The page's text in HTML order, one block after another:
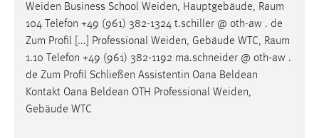
Weiden Business School Weiden, Hauptgebäude, Raum
104 Telefon +49 (961) 382-1324 t.schiller @ oth-aw . de
Zum Profil [...] Professional Weiden, Gebäude WTC, Raum
1.10 Telefon +49 (961) 382-1192 ma.schneider @ oth-aw .
de Zum Profil Schließen Assistentin Oana Beldean
Kontakt Oana Beldean OTH Professional Weiden,
Gebäude WTC